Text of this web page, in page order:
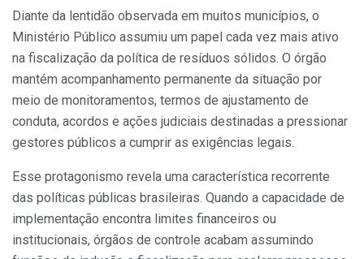
Diante da lentidão observada em muitos municípios, o
Ministério Público assumiu um papel cada vez mais ativo
na fiscalização da política de resíduos sólidos. O órgão
mantém acompanhamento permanente da situação por
meio de monitoramentos, termos de ajustamento de
conduta, acordos e ações judiciais destinadas a pressionar
gestores públicos a cumprir as exigências legais.
Esse protagonismo revela uma característica recorrente
das políticas públicas brasileiras. Quando a capacidade de
implementação encontra limites financeiros ou
institucionais, órgãos de controle acabam assumindo